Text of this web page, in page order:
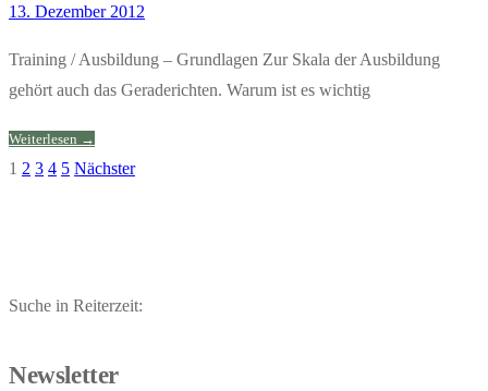
13. Dezember 2012
Training / Ausbildung – Grundlagen Zur Skala der Ausbildung
gehört auch das Geraderichten. Warum ist es wichtig
Weiterlesen →
Seitennummerierung
1 2 3 4 5 Nächster
Suche in Reiterzeit:
Newsletter